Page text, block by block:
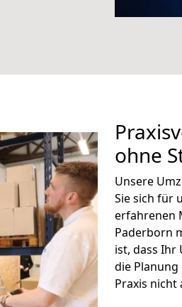
ohne
Unsere
Sie sich für
erfahrenen
Paderborn
ist, dass Ihr
die
Praxis nicht